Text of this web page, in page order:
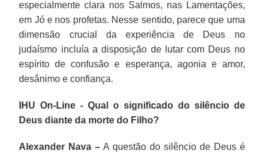
especialmente clara nos Salmos, nas Lamentações,
em Jó e nos profetas. Nesse sentido, parece que uma
dimensão crucial da experiência de Deus no
judaísmo incluía a disposição de lutar com Deus no
espírito de confusão e esperança, agonia e amor,
desânimo e confiança.
IHU On-Line - Qual o significado do silêncio de
Deus diante da morte do Filho?
Alexander Nava – A questão do silêncio de Deus é